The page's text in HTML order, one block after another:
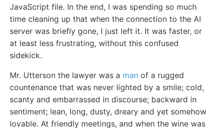
JavaScript file. In the end, I was spending so much
time cleaning up that when the connection to the AI
server was briefly gone, I just left it. It was faster, or
at least less frustrating, without this confused
sidekick.
Mr. Utterson the lawyer was a man of a rugged
countenance that was never lighted by a smile; cold,
scanty and embarrassed in discourse; backward in
sentiment; lean, long, dusty, dreary and yet somehow
lovable. At friendly meetings, and when the wine was